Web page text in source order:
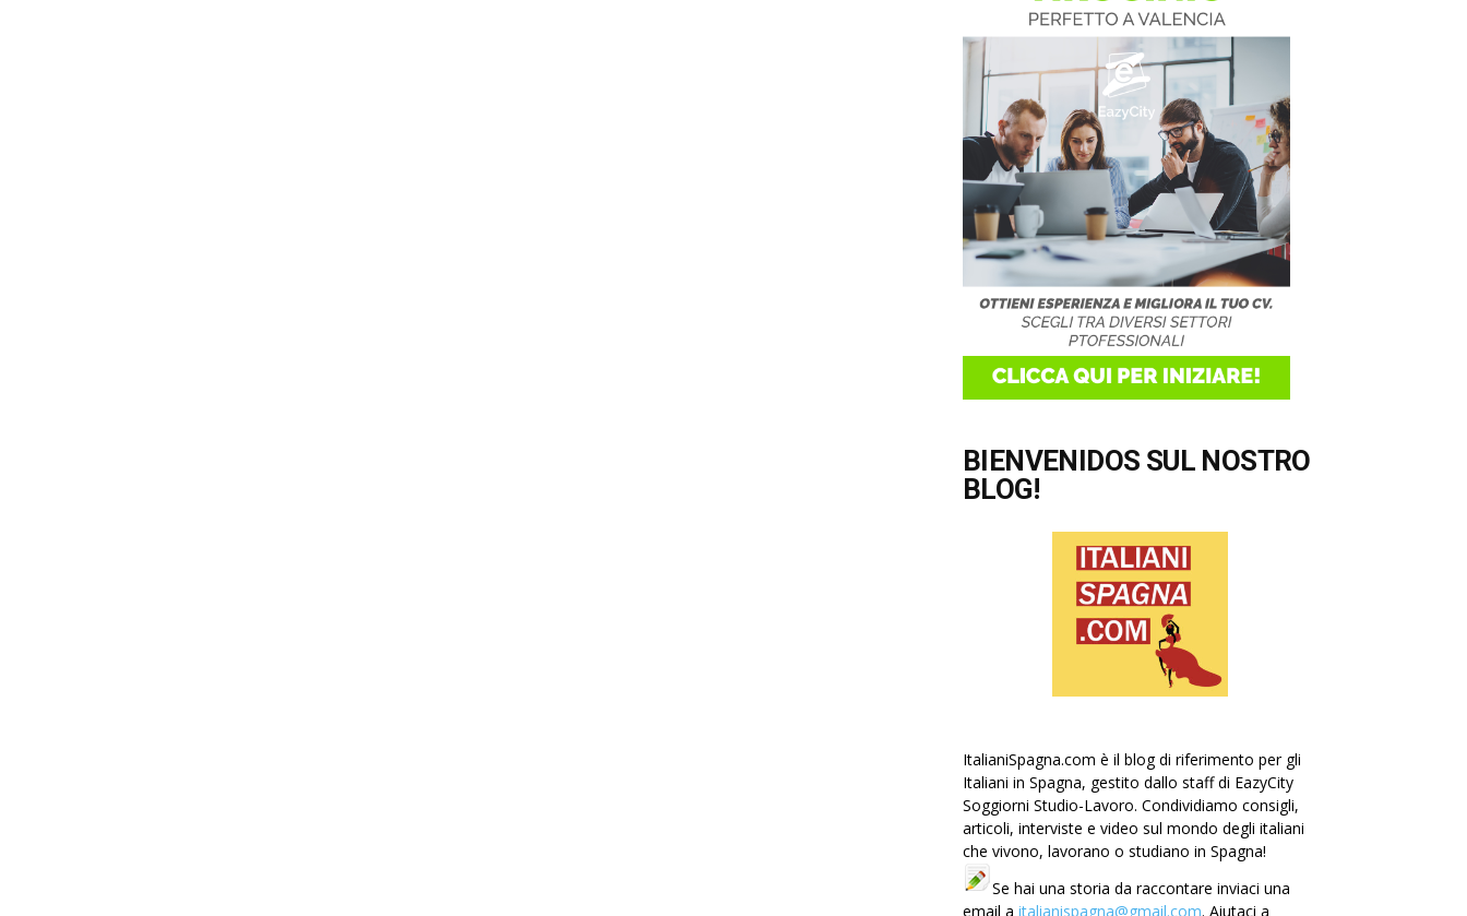
BIENVENIDOS SUL NOSTRO
BLOG!
ItalianiSpagna.com è il blog di riferimento per gli
Italiani in Spagna, gestito dallo staff di EazyCity
Soggiorni Studio-Lavoro. Condividiamo consigli,
articoli, interviste e video sul mondo degli italiani
che vivono, lavorano o studiano in Spagna!
Se hai una storia da raccontare inviaci una
email a italianispagna@gmail.com. Aiutaci a